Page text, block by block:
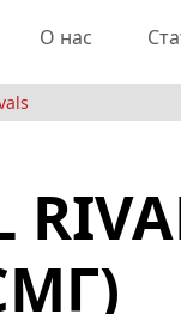
О нас